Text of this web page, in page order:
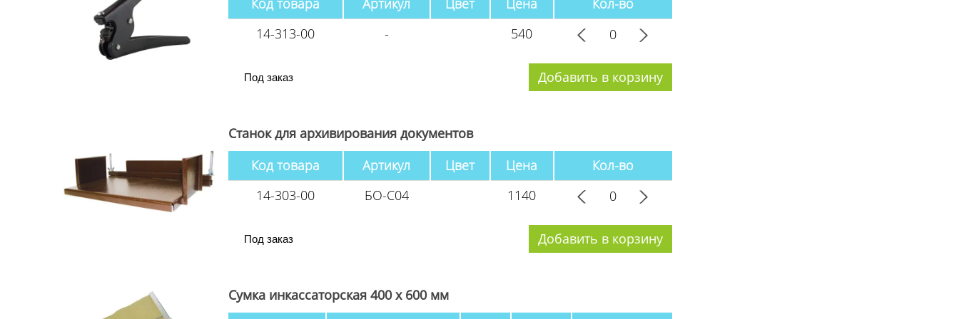
Код товара Артикул Цвет Цена
Кол-во
14-313-00
- 540
Под заказ
Станок для архивирования документов
Код товара
Артикул Цвет Цена
Кол-во
14-303-00
БО-С04 1140
Под заказ
Сумка инкассаторская 400 х 600 мм